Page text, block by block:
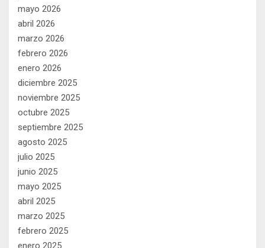
mayo 2026
abril 2026
marzo 2026
febrero 2026
enero 2026
diciembre 2025
noviembre 2025
octubre 2025
septiembre 2025
agosto 2025
julio 2025
junio 2025
mayo 2025
abril 2025
marzo 2025
febrero 2025
enero 2025